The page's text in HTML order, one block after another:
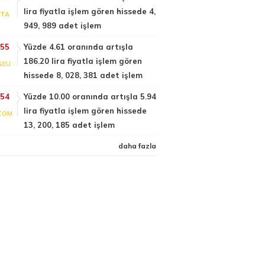
lira fiyatla işlem gören hissede 4,
949, 989 adet işlem
Yüzde 4.61 oranında artışla
186.20 lira fiyatla işlem gören
hissede 8, 028, 381 adet işlem
Yüzde 10.00 oranında artışla 5.94
lira fiyatla işlem gören hissede
13, 200, 185 adet işlem
daha fazla